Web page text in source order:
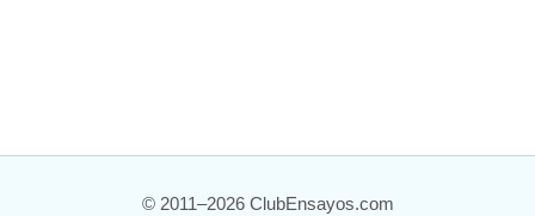
© 2011–2026 ClubEnsayos.com